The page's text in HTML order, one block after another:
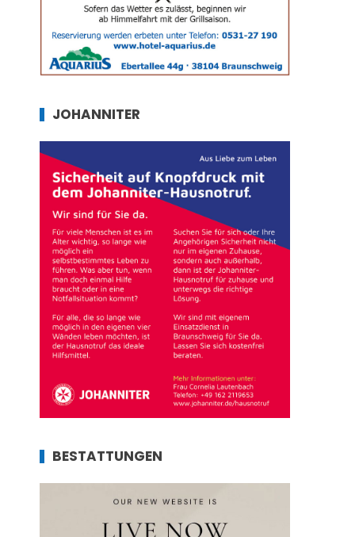
JOHANNITER
BESTATTUNGEN